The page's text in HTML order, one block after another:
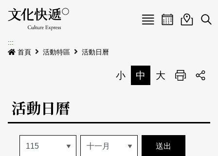
Menu
最新公告
本期專題
歷史專題
活動特區
活動列表
關於我們
活動日曆活動地圖
展
:::
首頁
活動特區 活動日曆
小 中 大 列印
活動日曆